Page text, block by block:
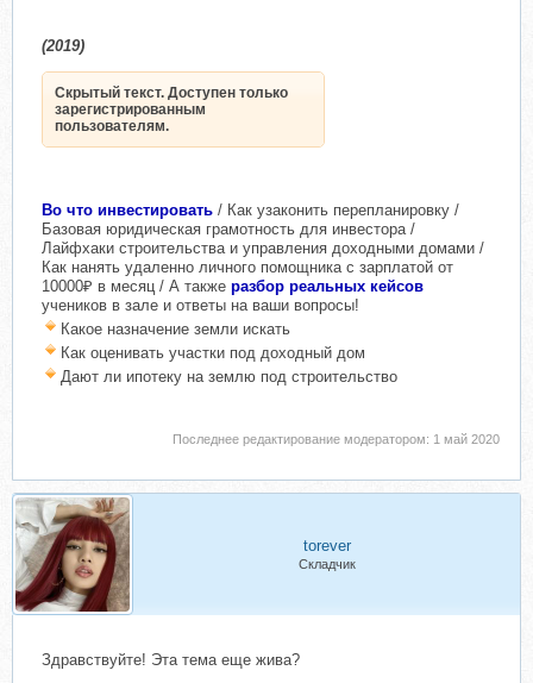
(2019)
Скрытый текст. Доступен только
зарегистрированным
пользователям.
Во что инвестировать / Как узаконить перепланировку /
Базовая юридическая грамотность для инвестора /
Лайфхаки строительства и управления доходными домами /
Как нанять удаленно личного помощника с зарплатой от
10000₽ в месяц / А также разбор реальных кейсов
учеников в зале и ответы на ваши вопросы!
Какое назначение земли искать
Как оценивать участки под доходный дом
Дают ли ипотеку на землю под строительство
Последнее редактирование модератором: 1 май 2020
torever
Складчик
Здравствуйте! Эта тема еще жива?